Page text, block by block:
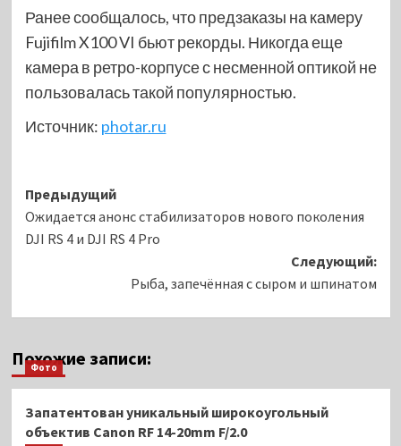
Ранее сообщалось, что предзаказы на камеру
Fujifilm X100 VI бьют рекорды. Никогда еще
камера в ретро-корпусе с несменной оптикой не
пользовалась такой популярностью.
Источник: photar.ru
Навигация
записи
Предыдущий
Ожидается анонс стабилизаторов нового поколения
DJI RS 4 и DJI RS 4 Pro
Следующий:
Рыба, запечённая с сыром и шпинатом
Похожие записи:
Фото
Запатентован уникальный широкоугольный
объектив Canon RF 14-20mm F/2.0